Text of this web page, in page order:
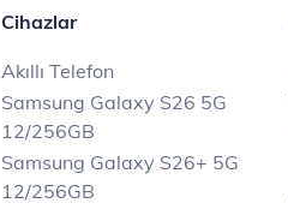
Cihazlar
Akıllı Telefon
Samsung Galaxy S26 5G
12/256GB
Samsung Galaxy S26+ 5G
12/256GB